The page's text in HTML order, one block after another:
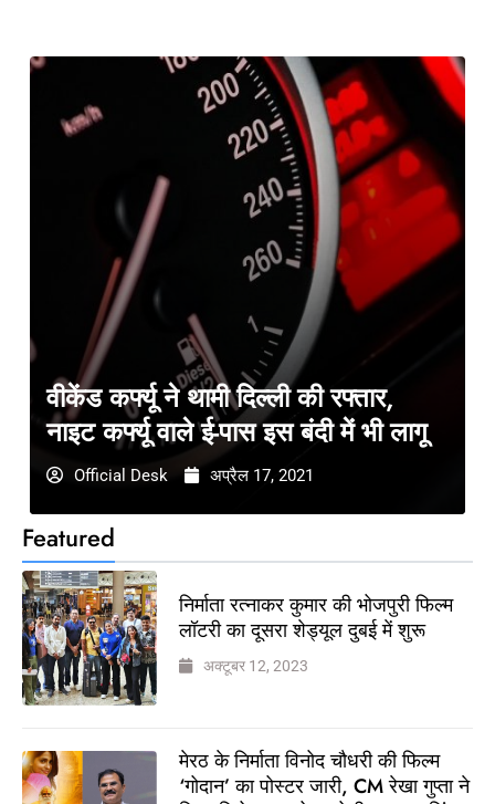
Featured
निर्माता रत्नाकर कुमार की भोजपुरी फिल्म
लॉटरी का दूसरा शेड्यूल दुबई में शुरू
अक्टूबर 12, 2023
मेरठ के निर्माता विनोद चौधरी की फिल्म
‘गोदान’ का पोस्टर जारी, CM रेखा गुप्ता ने
वीकेंड कर्फ्यू ने थामी दिल्ली की रफ्तार,
नाइट कर्फ्यू वाले ई-पास इस बंदी में भी लागू
Official Desk अप्रैल 17, 2021